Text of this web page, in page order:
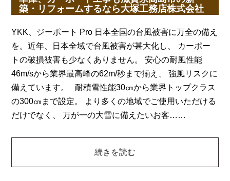
築・リフォームするなら大塚工務店株式会社
YKK、ジーポート Pro 日本全国の台風被害に万全の備え
を。近年、日本全域で台風被害が甚大化し、 カーポー
トの破損被害も少なくありません。 安心の耐風性能
46m/sから業界最高峰の62m/秒まで揃え、 強風リスクに
備えています。 耐積雪性能30㎝から業界トップクラス
の300㎝まで設定。 より多くの地域でご使用いただける
だけでなく、 万が一の大雪に備えたいお客……
続きを読む